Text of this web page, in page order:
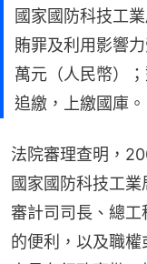
國家國防科技工
賄罪及利用影響
萬元（人民幣）
追繳，上繳國庫。
法院審理查明，
國家國防科技工
審計司司長、總
的便利，以及職